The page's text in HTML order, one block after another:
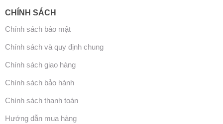
CHÍNH SÁCH
Chính sách bảo mật
Chính sách và quy định chung
Chính sách giao hàng
Chính sách bảo hành
Chính sách thanh toán
Hướng dẫn mua hàng